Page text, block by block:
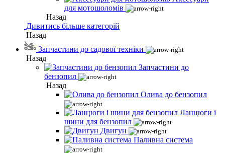
для мотошоломів
Назад
Дивитись більше категорій
Назад
Запчастини до садової техніки
Назад
Запчастини до
бензопил
Назад
Олива до бензопил
Ланцюги і
шини для бензопил
Двигун
Паливна система